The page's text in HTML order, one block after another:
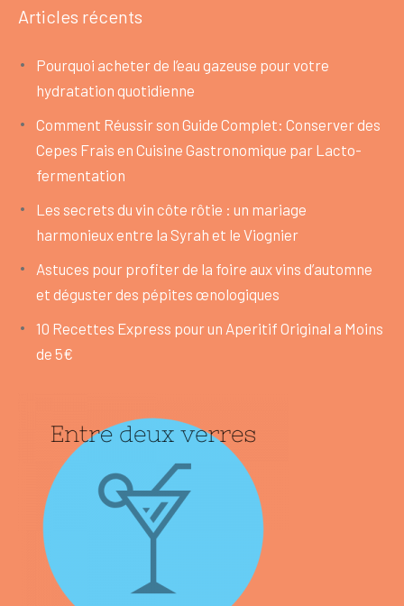
Articles récents
Pourquoi acheter de l’eau gazeuse pour votre
hydratation quotidienne
Comment Réussir son Guide Complet: Conserver des
Cepes Frais en Cuisine Gastronomique par Lacto-
fermentation
Les secrets du vin côte rôtie : un mariage
harmonieux entre la Syrah et le Viognier
Astuces pour profiter de la foire aux vins d’automne
et déguster des pépites œnologiques
10 Recettes Express pour un Aperitif Original a Moins
de 5€